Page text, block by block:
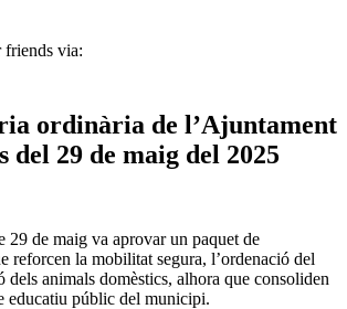
friends via:
ordinària de l’Ajuntament
del 29 de maig del 2025
29 de maig va aprovar un paquet de
reforcen la mobilitat segura, l’ordenació del
animals domèstics, alhora que consoliden
educatiu públic del municipi.